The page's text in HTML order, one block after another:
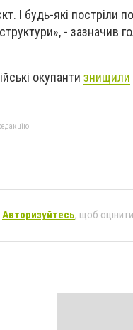
І будь-які постріли
, - зазначив
oкупанти знищили
Авторизуйтесь, щоб оцінити